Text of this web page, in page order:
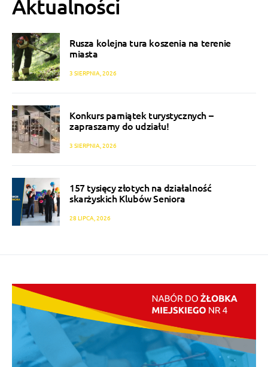
Aktualności
Rusza kolejna tura koszenia na terenie
miasta
3 SIERPNIA, 2026
Konkurs pamiątek turystycznych –
zapraszamy do udziału!
3 SIERPNIA, 2026
157 tysięcy złotych na działalność
skarżyskich Klubów Seniora
28 LIPCA, 2026